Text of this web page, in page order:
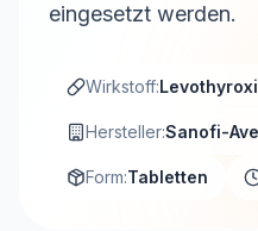
eingesetzt werden.
Wirkstoff:
Hersteller:Sanofi-
Form:Tabletten